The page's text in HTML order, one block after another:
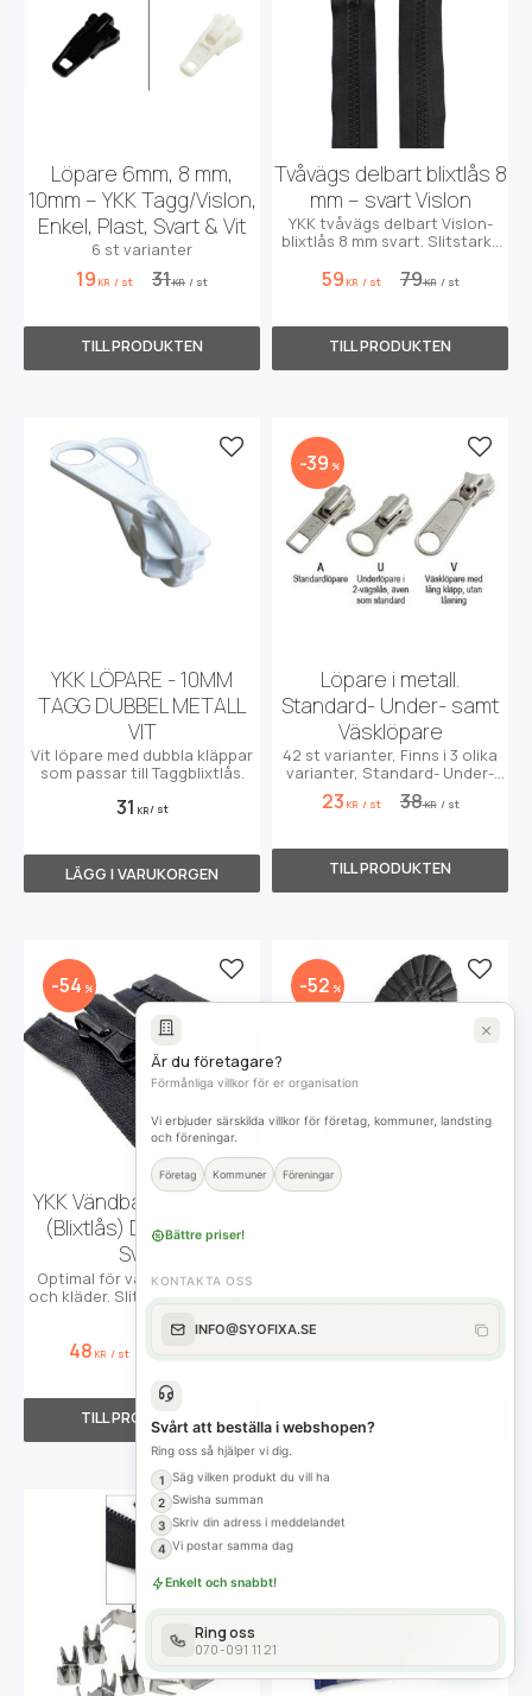
Är du företagare?
Förmånliga villkor för er organisation
Vi erbjuder särskilda villkor för företag, kommuner, landsting
och föreningar.
Företag Kommuner Föreningar
Bättre priser!
KONTAKTA OSS
INFO@SYOFIXA.SE
Svårt att beställa i webshopen?
Ring oss så hjälper vi dig.
1 Säg vilken produkt du vill ha
2 Swisha summan
3 Skriv din adress i meddelandet
4 Vi postar samma dag
Enkelt och snabbt!
Ring oss
070-091 11 21
Löpare 6mm, 8 mm,
10mm – YKK Tagg/Vislon,
Enkel, Plast, Svart & Vit
6 st varianter
19 KR / st 31KR / st
Tvåvägs delbart blixtlås 8
mm – svart Vislon
YKK tvåvägs delbart Vislon-
blixtlås 8 mm svart. Slitstarkt
ytterplagg. Finns i flera längder.
59 KR / st 79KR / st
YKK LÖPARE - 10MM
TAGG DUBBEL METALL
VIT
Vit löpare med dubbla kläppar
som passar till Taggblixtlås.
31 KR/ st
Lägg till i favoriter
Löpare i metall.
Standard- Under- samt
Väsklöpare
42 st varianter, Finns i 3 olika
varianter, Standard- Under-
samt Väsklöpare
23 KR / st 38KR / st
39 % Lägg
YKK Vändbar Dragkedja
(Blixtlås) Delrin 6 mm
Svart
Optimal för vändbara jackor
och kläder. Slitstark YKK Delrin
48 KR / st
54 % Lägg till i favoriter
Original Vibram Betulla –
Original Vibram Betulla:
Fjäderlätt 10 mm helsula i
Morflex™. Max dämpning &
klassiskt grepp.
52 % Lägg
Lägg till i favoriter
28